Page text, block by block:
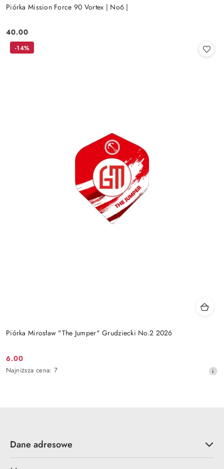
Piórka Mission Force 90 Vortex | No6 |
Cena:
40.00
Piórka Mirosław "The Jumper" Grudziecki No.2 2026
Cena
promocyjna:
6.00
Najniższa
Najniższa cena: 7
-14%
Dane adresowe